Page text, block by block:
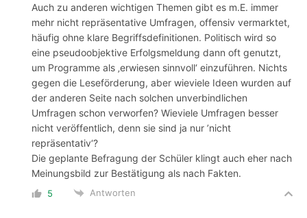
Auch zu anderen wichtigen Themen gibt es m.E. immer
mehr nicht repräsentative Umfragen, offensiv vermarktet,
häufig ohne klare Begriffsdefinitionen. Politisch wird so
eine pseudoobjektive Erfolgsmeldung dann oft genutzt,
um Programme als ‚erwiesen sinnvoll‘ einzuführen. Nichts
gegen die Leseförderung, aber wieviele Ideen wurden auf
der anderen Seite nach solchen unverbindlichen
Umfragen schon verworfen? Wieviele Umfragen besser
nicht veröffentlich, denn sie sind ja nur ’nicht
repräsentativ‘?
Die geplante Befragung der Schüler klingt auch eher nach
Meinungsbild zur Bestätigung als nach Fakten.
5 Antworten